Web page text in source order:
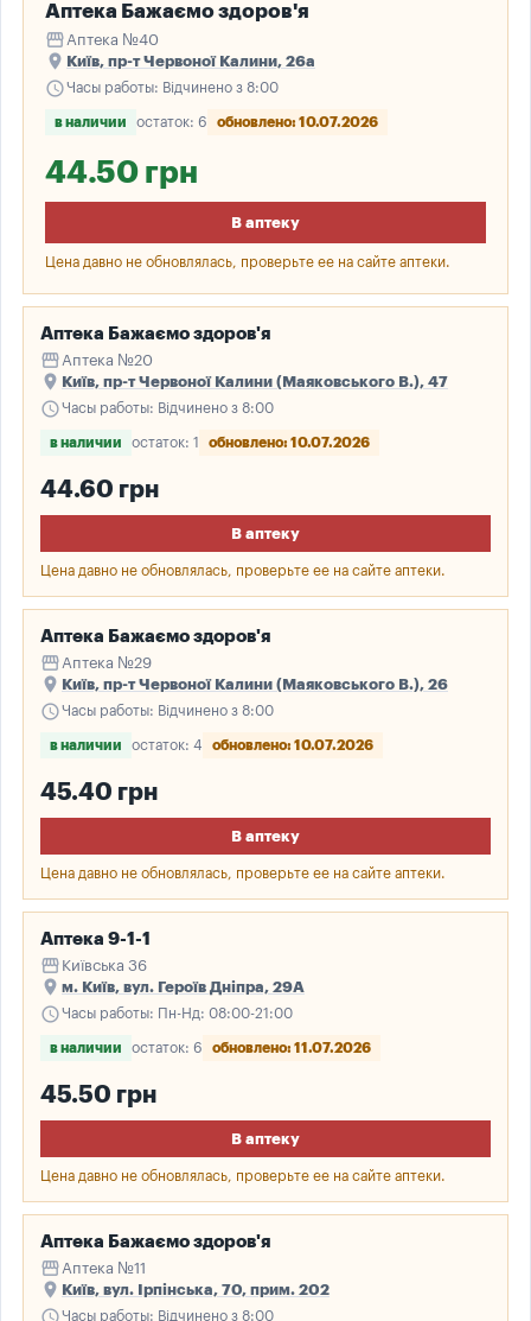
Аптека Бажаємо здоров'я
storefront Аптека №40
place Київ, пр-т Червоної Калини, 26а
scheduleЧасы работы: Відчинено з 8:00
в наличии остаток: 6 обновлено: 10.07.2026
44.50 грн
В аптеку
Цена давно не обновлялась, проверьте ее на сайте аптеки.
Аптека Бажаємо здоров'я
storefront Аптека №20
place Київ, пр-т Червоної Калини (Маяковського В.), 47
scheduleЧасы работы: Відчинено з 8:00
в наличии остаток: 1 обновлено: 10.07.2026
44.60 грн
В аптеку
Цена давно не обновлялась, проверьте ее на сайте аптеки.
Аптека Бажаємо здоров'я
storefront Аптека №29
place Київ, пр-т Червоної Калини (Маяковського В.), 26
scheduleЧасы работы: Відчинено з 8:00
в наличии остаток: 4 обновлено: 10.07.2026
45.40 грн
В аптеку
Цена давно не обновлялась, проверьте ее на сайте аптеки.
Аптека 9-1-1
storefront Київська 36
place м. Київ, вул. Героїв Дніпра, 29А
scheduleЧасы работы: Пн-Нд: 08:00-21:00
в наличии остаток: 6 обновлено: 11.07.2026
45.50 грн
В аптеку
Цена давно не обновлялась, проверьте ее на сайте аптеки.
Аптека Бажаємо здоров'я
storefront Аптека №11
place Київ, вул. Ірпінська, 70, прим. 202
scheduleЧасы работы: Відчинено з 8:00